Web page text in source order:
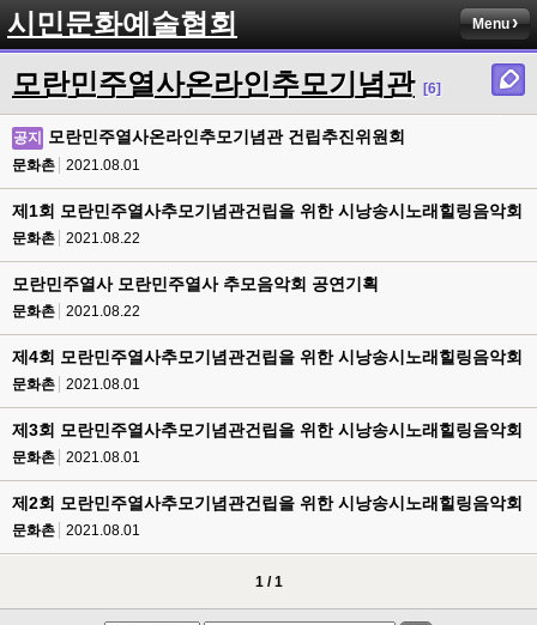
시민문화예술협회 Menu
모란민주열사온라인추모기념관 [6]
공지 모란민주열사온라인추모기념관 건립추진위원회
문화촌 2021.08.01
제1회 모란민주열사추모기념관건립을 위한 시낭송시노래힐링음악회
문화촌 2021.08.22
모란민주열사 모란민주열사 추모음악회 공연기획
문화촌 2021.08.22
제4회 모란민주열사추모기념관건립을 위한 시낭송시노래힐링음악회
문화촌 2021.08.01
제3회 모란민주열사추모기념관건립을 위한 시낭송시노래힐링음악회
문화촌 2021.08.01
제2회 모란민주열사추모기념관건립을 위한 시낭송시노래힐링음악회
문화촌 2021.08.01
1 / 1